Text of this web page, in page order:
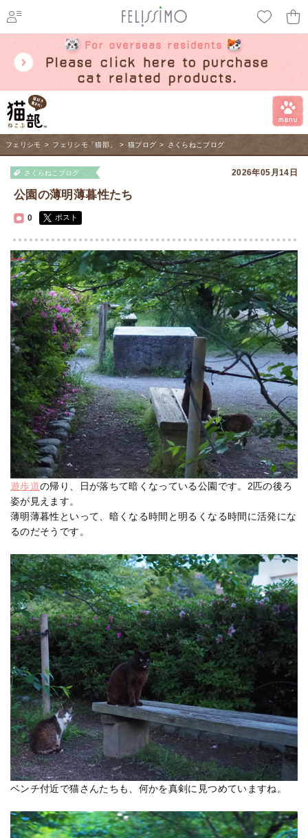
フェリシモ > フェリシモ「猫部」 > 猫ブログ > さくらねこブログ
さくらねこブログ 2026年05月14日
公園の薄明薄暮性たち
0 ポスト
遊歩道の帰り、日が落ちて暗くなっている公園です。2匹の後ろ
姿が見えます。
薄明薄暮性といって、暗くなる時間と明るくなる時間に活発にな
るのだそうです。
ベンチ付近で猫さんたちも、何かを真剣に見つめていますね。